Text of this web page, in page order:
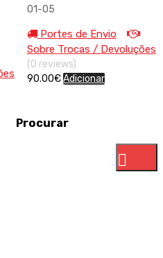
01-05
Portes de Envio
Sobre Trocas / Devoluções
(0 reviews)
90.00€Adicionar
Procurar